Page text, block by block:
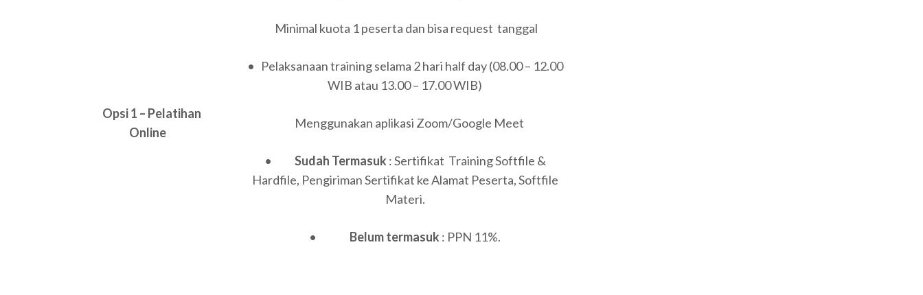
Opsi 1 – Pelatihan
Online
Minimal kuota 1 peserta dan bisa request tanggal
• Pelaksanaan training selama 2 hari half day (08.00 – 12.00
WIB atau 13.00 – 17.00 WIB)
Menggunakan aplikasi Zoom/Google Meet
• Sudah Termasuk : Sertifikat Training Softfile &
Hardfile, Pengiriman Sertifikat ke Alamat Peserta, Softfile
Materi.
• Belum termasuk : PPN 11%.